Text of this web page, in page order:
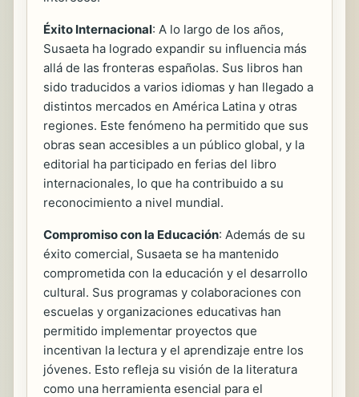
Éxito Internacional: A lo largo de los años,
Susaeta ha logrado expandir su influencia más
allá de las fronteras españolas. Sus libros han
sido traducidos a varios idiomas y han llegado a
distintos mercados en América Latina y otras
regiones. Este fenómeno ha permitido que sus
obras sean accesibles a un público global, y la
editorial ha participado en ferias del libro
internacionales, lo que ha contribuido a su
reconocimiento a nivel mundial.
Compromiso con la Educación: Además de su
éxito comercial, Susaeta se ha mantenido
comprometida con la educación y el desarrollo
cultural. Sus programas y colaboraciones con
escuelas y organizaciones educativas han
permitido implementar proyectos que
incentivan la lectura y el aprendizaje entre los
jóvenes. Esto refleja su visión de la literatura
como una herramienta esencial para el